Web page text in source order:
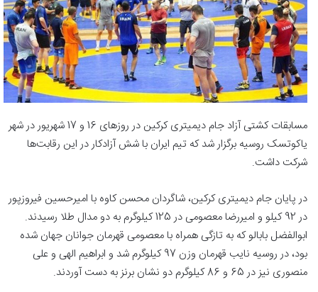
مسابقات کشتی آزاد جام دیمیتری کرکین در روزهای 16 و 17 شهریور در شهر
یاکوتسک روسیه برگزار شد که تیم ایران با شش آزادکار در این رقابت‌ها
شرکت داشت.
در پایان جام دیمیتری کرکین، شاگردان محسن کاوه با امیرحسین فیروزپور
در 92 کیلو و امیررضا معصومی در 125 کیلوگرم به دو مدال طلا رسیدند.
ابوالفضل بابالو که به تازگی همراه با معصومی قهرمان جوانان جهان شده
بود، در روسیه نایب قهرمان وزن 97 کیلوگرم شد و ابراهیم الهی و علی
منصوری نیز در 65 و 86 کیلوگرم دو نشان برنز به دست آوردند.